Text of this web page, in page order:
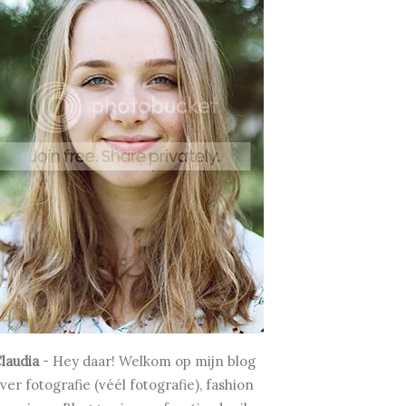
- Hey daar! Welkom op mijn blog
fotografie (véél fotografie), fashion